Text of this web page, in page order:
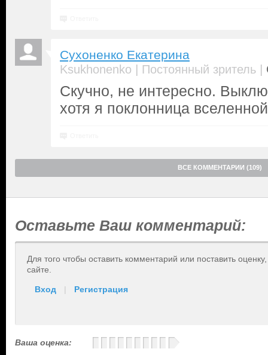
Сухоненко Екатерина
Ksukhonenko | Постоянный зритель |
Скучно, не интересно.
хотя я поклонница
ВСЕ КОММЕНТАРИИ (109)
Оставьте Ваш комментарий:
Для того чтобы оставить комментарий или поставить
сайте.
Вход | Регистрация
Ваша оценка: